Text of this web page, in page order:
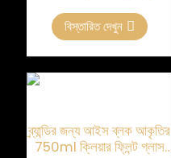
বিস্তারিত দেখুন
ব্র্যান্ডির জন্য আইস ব্লক আকৃতির
750ml ক্লিয়ার ফ্লিন্ট গ্লাস